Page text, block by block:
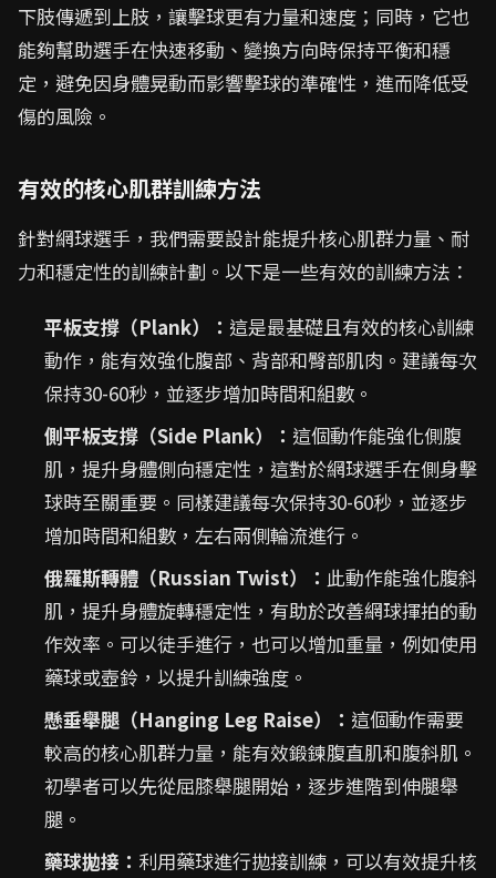
下肢傳遞到上肢，讓擊球更有力量和速度；同時，它也
能夠幫助選手在快速移動、變換方向時保持平衡和穩
定，避免因身體晃動而影響擊球的準確性，進而降低受
傷的風險。
有效的核心肌群訓練方法
針對網球選手，我們需要設計能提升核心肌群力量、耐
力和穩定性的訓練計劃。以下是一些有效的訓練方法：
平板支撐（Plank）： 這是最基礎且有效的核心訓練
動作，能有效強化腹部、背部和臀部肌肉。建議每次
保持30-60秒，並逐步增加時間和組數。
側平板支撐（Side Plank）： 這個動作能強化側腹
肌，提升身體側向穩定性，這對於網球選手在側身擊
球時至關重要。同樣建議每次保持30-60秒，並逐步
增加時間和組數，左右兩側輪流進行。
俄羅斯轉體（Russian Twist）： 此動作能強化腹斜
肌，提升身體旋轉穩定性，有助於改善網球揮拍的動
作效率。可以徒手進行，也可以增加重量，例如使用
藥球或壺鈴，以提升訓練強度。
懸垂舉腿（Hanging Leg Raise）： 這個動作需要
較高的核心肌群力量，能有效鍛鍊腹直肌和腹斜肌。
初學者可以先從屈膝舉腿開始，逐步進階到伸腿舉
腿。
藥球拋接： 利用藥球進行拋接訓練，可以有效提升核